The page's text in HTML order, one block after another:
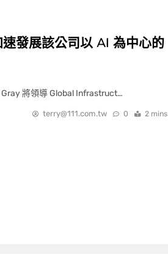
發展該公司以 AI 為中心的
將領導 Global Infrastruct…
terry@111.com.tw 0 2 mins